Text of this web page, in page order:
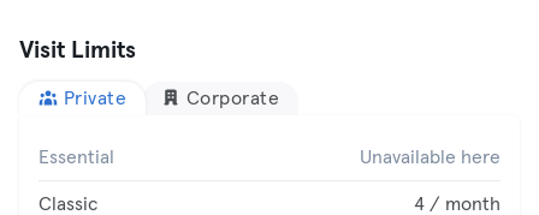
Visit Limits
Private Corporate
Essential Unavailable here
Classic 4 / month